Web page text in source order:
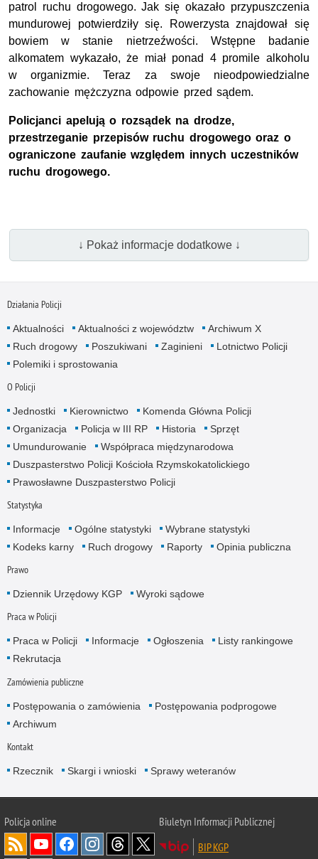
patrol ruchu drogowego. Jak się okazało przypuszczenia
mundurowej potwierdziły się. Rowerzysta znajdował się
bowiem w stanie nietrzeźwości. Wstępne badanie
alkomatem wykazało, że miał ponad 4 promile alkoholu
w organizmie. Teraz za swoje nieodpowiedzialne
zachowanie mężczyzna odpowie przed sądem.
Policjanci apelują o rozsądek na drodze,
przestrzeganie przepisów ruchu drogowego oraz o
ograniczone zaufanie względem innych uczestników
ruchu drogowego.
↓ Pokaż informacje dodatkowe ↓
Działania Policji
Aktualności Aktualności z województw
Archiwum X
Ruch drogowy
Poszukiwani Zaginieni
Lotnictwo Policji
Polemiki i sprostowania
O Policji
Jednostki Kierownictwo
Komenda Główna Policji
Organizacja
Policja w III RP Historia
Sprzęt
Umundurowanie
Współpraca międzynarodowa
Duszpasterstwo Policji Kościoła Rzymskokatolickiego
Prawosławne Duszpasterstwo Policji
Statystyka
Informacje Ogólne statystyki
Wybrane statystyki
Kodeks karny
Ruch drogowy Raporty Opinia publiczna
Prawo
Dziennik Urzędowy KGP Wyroki sądowe
Praca w Policji
Praca w Policji Informacje Ogłoszenia
Listy rankingowe
Rekrutacja
Zamówienia publiczne
Postępowania o zamówienia
Postępowania podprogowe
Archiwum
Kontakt
Rzecznik Skargi i wnioski Sprawy weteranów
Policjaonline
Biuletyn Informacji Publicznej
BIP KGP